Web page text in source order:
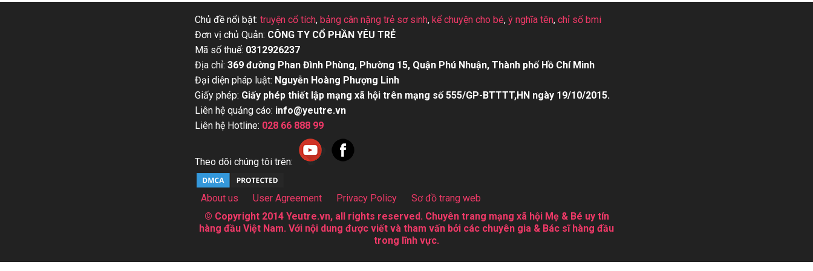
Chủ đề nổi bật: truyện cổ tích, bảng cân nặng trẻ sơ sinh, kể chuyện cho bé, ý nghĩa tên, chỉ số bmi
Đơn vị chủ Quản: CÔNG TY CỔ PHẦN YÊU TRẺ
Mã số thuế: 0312926237
Địa chỉ: 369 đường Phan Đình Phùng, Phường 15, Quận Phú Nhuận, Thành phố Hồ Chí Minh
Đại diện pháp luật: Nguyễn Hoàng Phượng Linh
Giấy phép: Giấy phép thiết lập mạng xã hội trên mạng số 555/GP-BTTTT,HN ngày 19/10/2015.
Liên hệ quảng cáo: info@yeutre.vn
Liên hệ Hotline: 028 66 888 99
Theo dõi chúng tôi trên:
About us User Agreement Privacy Policy
Sơ đồ trang web
© Copyright 2014 Yeutre.vn, all rights reserved. Chuyên trang mạng xã hội Mẹ & Bé uy tín
hàng đầu Việt Nam. Với nội dung được viết và tham vấn bởi các chuyên gia & Bác sĩ hàng đầu
trong lĩnh vực.